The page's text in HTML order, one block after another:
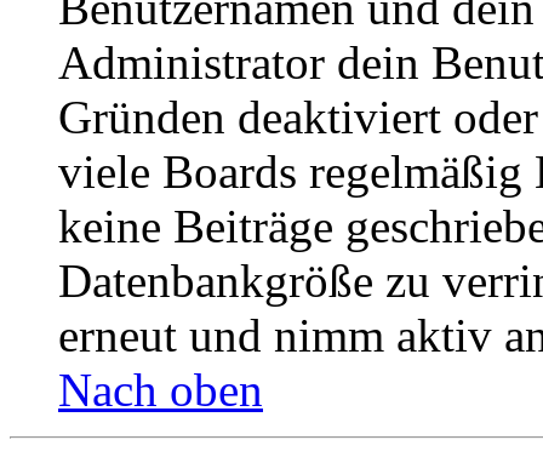
Administrator dein
Gründen deaktiviert
viele Boards
keine Beiträge
Datenbankgröße zu
erneut und nimm aktiv
Nach oben